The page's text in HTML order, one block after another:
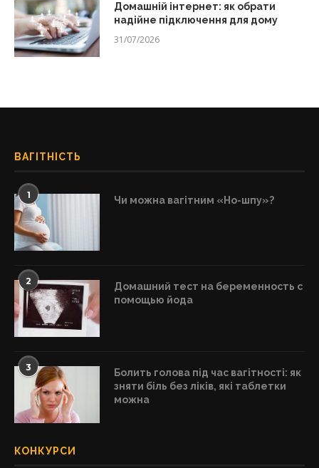
Домашній інтернет: як обрати
надійне підключення для дому
31/07/2026
ВАГІТНІСТЬ
1 Чи можна вагітним «Но-шпу»?
2
Домашний тест на беременность с
помощью йода
3
Болить голова під час вагітності: як
зняти біль без ліків, які таблетки
можна
КОНКУРСИ